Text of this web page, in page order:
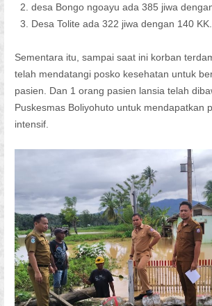
desa Bongo ngoayu ada 385 jiwa
Desa Tolite ada 322 jiwa dengan 140 KK.
Sementara itu, sampai saat ini korban
telah mendatangi posko kesehatan untuk
pasien. Dan 1 orang pasien lansia telah
Puskesmas Boliyohuto untuk mendapatkan
intensif.